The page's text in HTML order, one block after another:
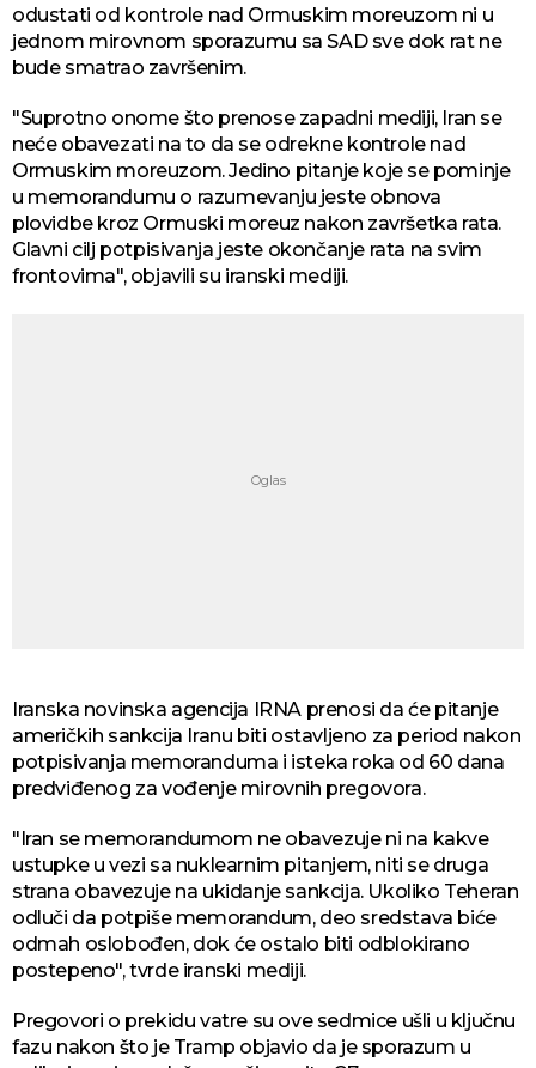
odustati od kontrole nad Ormuskim moreuzom ni u
jednom mirovnom sporazumu sa SAD sve dok rat ne
bude smatrao završenim.
"Suprotno onome što prenose zapadni mediji, Iran se
neće obavezati na to da se odrekne kontrole nad
Ormuskim moreuzom. Jedino pitanje koje se pominje
u memorandumu o razumevanju jeste obnova
plovidbe kroz Ormuski moreuz nakon završetka rata.
Glavni cilj potpisivanja jeste okončanje rata na svim
frontovima", objavili su iranski mediji.
Iranska novinska agencija IRNA prenosi da će pitanje
američkih sankcija Iranu biti ostavljeno za period nakon
potpisivanja memoranduma i isteka roka od 60 dana
predviđenog za vođenje mirovnih pregovora.
"Iran se memorandumom ne obavezuje ni na kakve
ustupke u vezi sa nuklearnim pitanjem, niti se druga
strana obavezuje na ukidanje sankcija. Ukoliko Teheran
odluči da potpiše memorandum, deo sredstava biće
odmah oslobođen, dok će ostalo biti odblokirano
postepeno", tvrde iranski mediji.
Pregovori o prekidu vatre su ove sedmice ušli u ključnu
fazu nakon što je Tramp objavio da je sporazum u